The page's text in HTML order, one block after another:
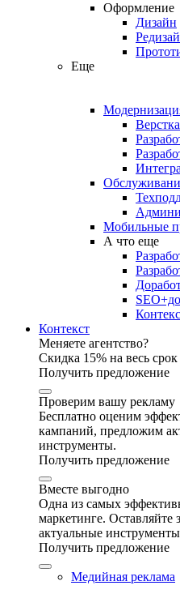
Оформление
Дизайн
Еще
Мобильные
А что еще
Контекст
Меняете агентство?
Скидка 15% на весь срок
Получить предложение
Проверим вашу рекламу
Бесплатно оценим
кампаний, предложим
инструменты.
Получить предложение
Вместе выгодно
Одна из самых
маркетинге. Оставляйте
актуальные
Получить предложение
Медийная реклама